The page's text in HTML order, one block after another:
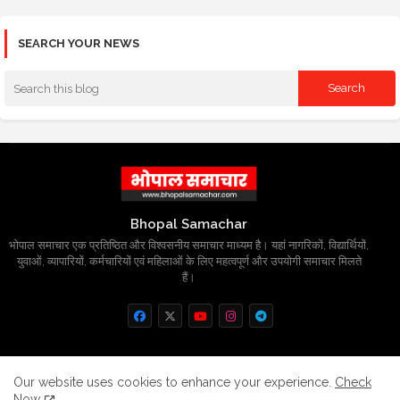
SEARCH YOUR NEWS
Bhopal Samachar
भोपाल समाचार एक प्रतिष्ठित और विश्वसनीय समाचार माध्यम है। यहां नागरिकों, विद्यार्थियों,
युवाओं, व्यापारियों, कर्मचारियों एवं महिलाओं के लिए महत्वपूर्ण और उपयोगी समाचार मिलते
हैं।
Home About Contact us Privacy Policy
Our website uses cookies to enhance your experience. Check